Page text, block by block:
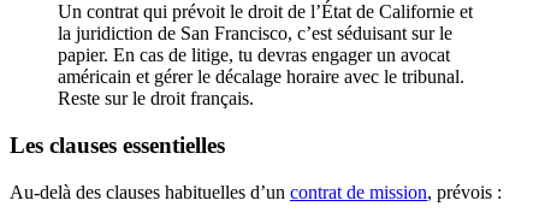
Un contrat qui prévoit le droit de l’État de Californie et
la juridiction de San Francisco, c’est séduisant sur le
papier. En cas de litige, tu devras engager un avocat
américain et gérer le décalage horaire avec le tribunal.
Reste sur le droit français.
Les clauses essentielles
Au-delà des clauses habituelles d’un contrat de mission, prévois :